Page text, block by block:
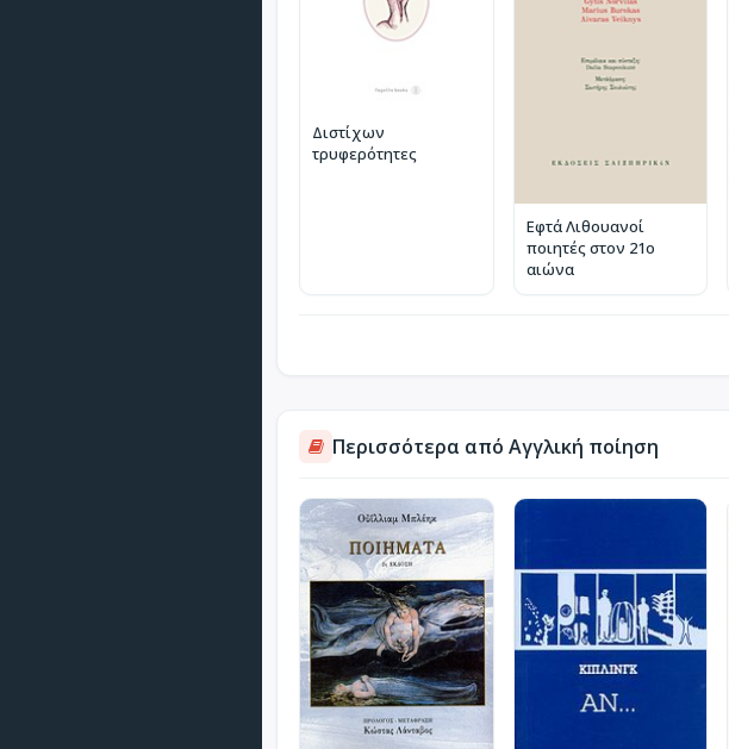
Διστίχων
τρυφερότητες
Εφτά Λιθουανοί
ποιητές στον 21ο
αιώνα
Περισσότερα από Αγγλική ποίηση